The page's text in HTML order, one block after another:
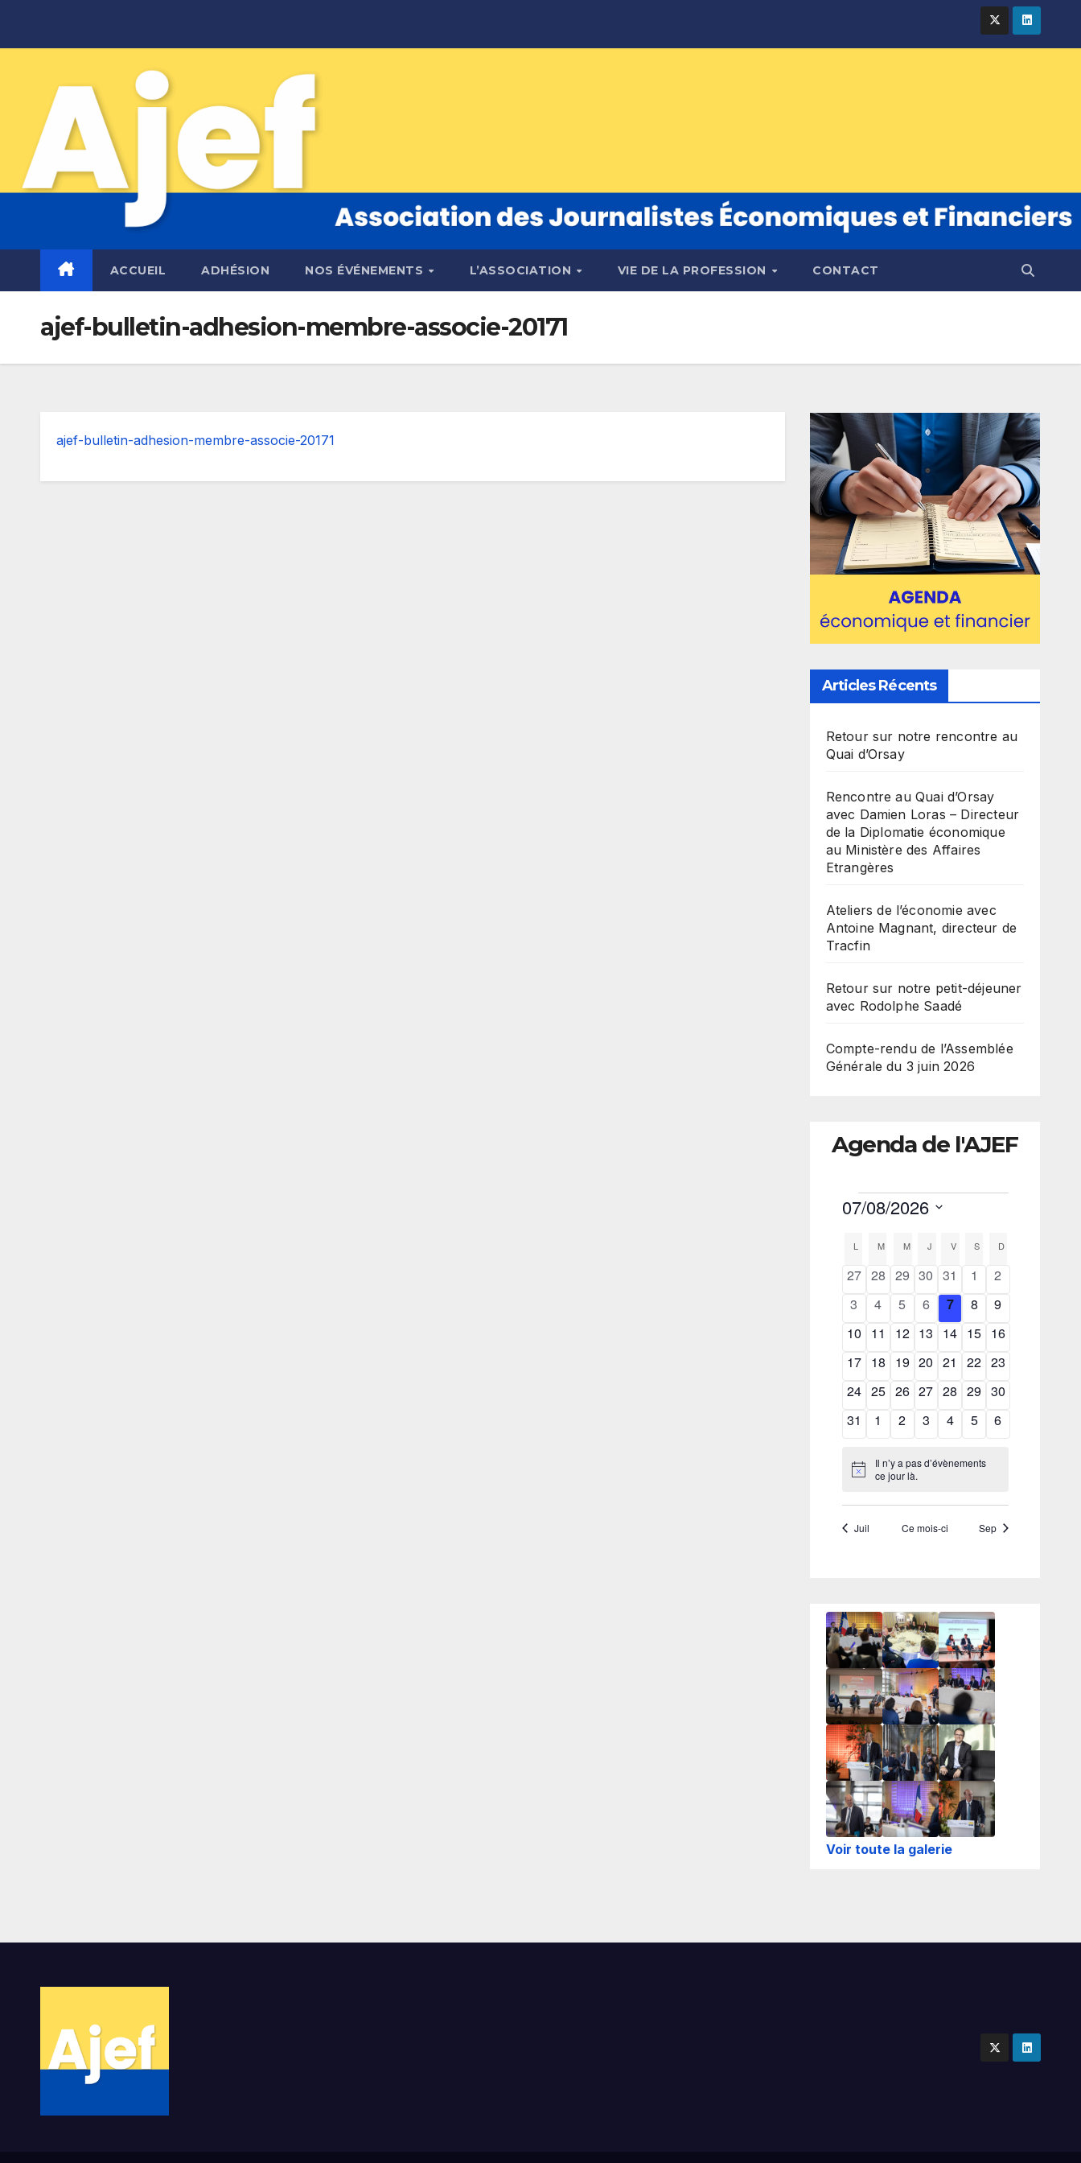
ACCUEIL ADHÉSION NOS ÉVÉNEMENTS L’ASSOCIATION VIE DE LA PROFESSION CONTACT
ajef-bulletin-adhesion-membre-associe-20171
ajef-bulletin-adhesion-membre-associe-20171
Articles Récents
Retour sur notre rencontre au
Quai d’Orsay
Rencontre au Quai d’Orsay
avec Damien Loras – Directeur
de la Diplomatie économique
au Ministère des Affaires
Etrangères
Ateliers de l’économie avec
Antoine Magnant, directeur de
Tracfin
Retour sur notre petit-déjeuner
avec Rodolphe Saadé
Compte-rendu de l’Assemblée
Générale du 3 juin 2026
Agenda de l'AJEF
Voir toute la galerie